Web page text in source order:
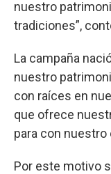
nuestro
tradiciones”,
La campaña
nuestro
con raíces en
que ofrece
para con nuestro
Por este motivo